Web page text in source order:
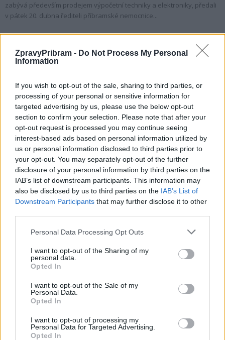
ZpravyPribram - Do Not Process My Personal
Information
If you wish to opt-out of the sale, sharing to third parties, or
processing of your personal or sensitive information for
targeted advertising by us, please use the below opt-out
section to confirm your selection. Please note that after your
opt-out request is processed you may continue seeing
interest-based ads based on personal information utilized by
us or personal information disclosed to third parties prior to
your opt-out. You may separately opt-out of the further
disclosure of your personal information by third parties on the
IAB’s list of downstream participants. This information may
also be disclosed by us to third parties on the IAB’s List of
Downstream Participants that may further disclose it to other
Personal Data Processing Opt Outs
I want to opt-out of the Sharing of my
personal data.
Opted In
I want to opt-out of the Sale of my
Personal Data.
Opted In
I want to opt-out of processing my
Personal Data for Targeted Advertising.
Opted In
zabývá především prodejem výpočetní techniky a elektroniky, předali
v pátek 20. dubna řediteli příbramské nemocnice...
Zpravodajství
Zaměstnanci mezi sebou vybrali 10 tisíc,
věnovali je příbramské nemocnici
redakce 17. 2. 2018
PŘÍBRAM – Nejen na dětské oddělení, ale i na léčebnu dlouhodobě
nemocných myslí štědří dárci, kteří podporují příbramskou nemocnicí.
Ve čtvrtek 15. února došlo...